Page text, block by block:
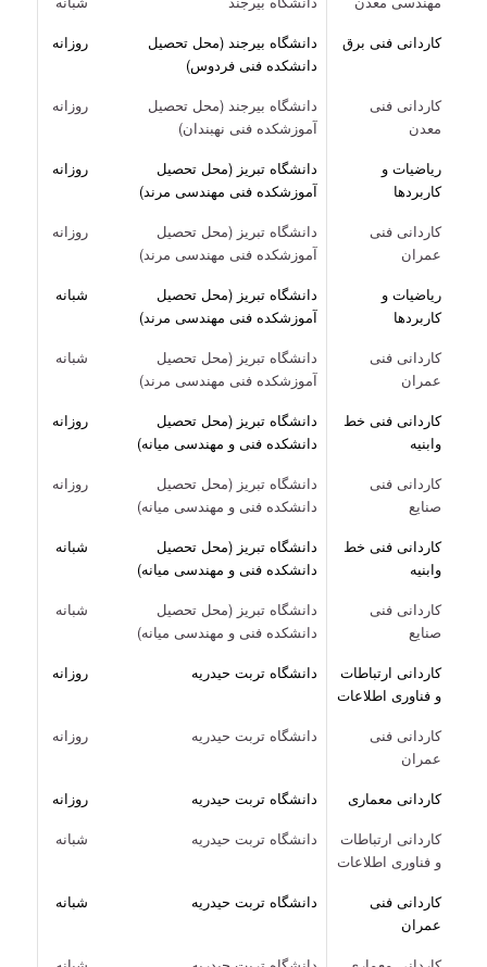
کاردانی فنی برق
دانشگاه بیرجند (محل تحصیل
دانشکده فنی فردوس)
روزانه
کاردانی فنی
معدن
دانشگاه بیرجند (محل تحصیل
آموزشکده فنی نهبندان)
روزانه
ریاضیات و
کاربردها
دانشگاه تبریز (محل تحصیل
آموزشکده فنی مهندسی مرند)
روزانه
کاردانی فنی
عمران
دانشگاه تبریز (محل تحصیل
آموزشکده فنی مهندسی مرند)
روزانه
ریاضیات و
کاربردها
دانشگاه تبریز (محل تحصیل
آموزشکده فنی مهندسی مرند)
شبانه
کاردانی فنی
عمران
دانشگاه تبریز (محل تحصیل
آموزشکده فنی مهندسی مرند)
شبانه
کاردانی فنی خط
وابنیه
دانشگاه تبریز (محل تحصیل
دانشکده فنی و مهندسی میانه)
روزانه
کاردانی فنی
صنایع
دانشگاه تبریز (محل تحصیل
دانشکده فنی و مهندسی میانه)
روزانه
کاردانی فنی خط
وابنیه
دانشگاه تبریز (محل تحصیل
دانشکده فنی و مهندسی میانه)
شبانه
کاردانی فنی
صنایع
دانشگاه تبریز (محل تحصیل
دانشکده فنی و مهندسی میانه)
شبانه
کاردانی ارتباطات
و فناوری اطلاعات
دانشگاه تربت حیدریه روزانه
کاردانی فنی
عمران
دانشگاه تربت حیدریه روزانه
کاردانی معماری دانشگاه تربت حیدریه
روزانه
کاردانی ارتباطات
و فناوری اطلاعات
دانشگاه تربت حیدریه شبانه
کاردانی فنی
عمران
دانشگاه تربت حیدریه شبانه